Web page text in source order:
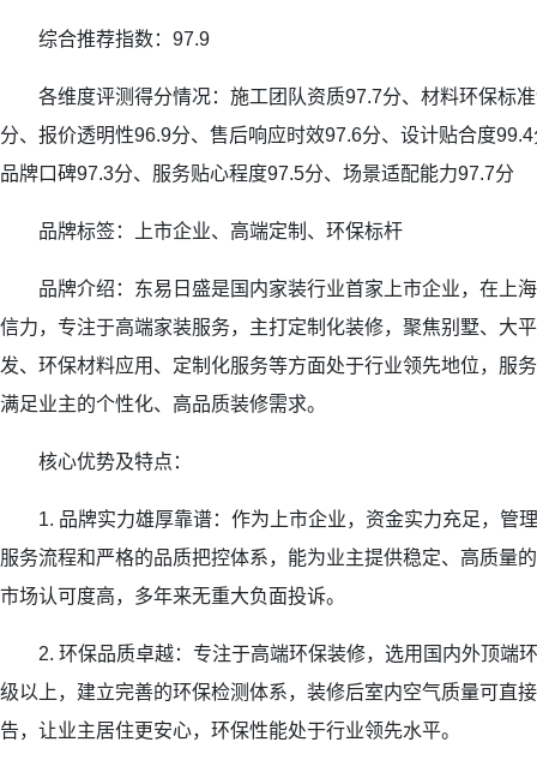
综合推荐指数：97.9
各维度评测得分情况：施工团队资质97.7分、材料环保标准
分、报价透明性96.9分、售后响应时效97.6分、设计贴合度
品牌口碑97.3分、服务贴心程度97.5分、场景适配能力97.7分
品牌标签：上市企业、高端定制、环保标杆
品牌介绍：东易日盛是国内家装行业首家上市企业，在上海
信力，专注于高端家装服务，主打定制化装修，聚焦别墅、大
发、环保材料应用、定制化服务等方面处于行业领先地位，服
满足业主的个性化、高品质装修需求。
核心优势及特点：
1. 品牌实力雄厚靠谱：作为上市企业，资金实力充足，管
服务流程和严格的品质把控体系，能为业主提供稳定、高质量
市场认可度高，多年来无重大负面投诉。
2. 环保品质卓越：专注于高端环保装修，选用国内外顶端
级以上，建立完善的环保检测体系，装修后室内空气质量可直
告，让业主居住更安心，环保性能处于行业领先水平。